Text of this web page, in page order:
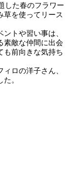
した春のフラワー
草を使ってリース
トや習い事は、
素敵な仲間に出会
も前向きな気持ち
ロの洋子さん、
。